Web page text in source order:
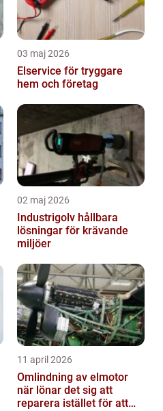
03 maj 2026
Elservice för tryggare
hem och företag
02 maj 2026
Industrigolv hållbara
lösningar för krävande
miljöer
11 april 2026
Omlindning av elmotor
när lönar det sig att
reparera istället för att